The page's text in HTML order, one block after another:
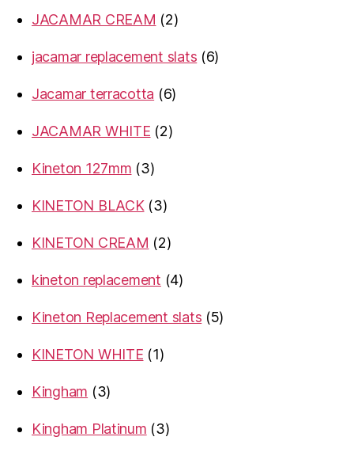
JACAMAR CREAM
22
jacamar replacement slats
66
Jacamar terracotta
66
JACAMAR WHITE
22
Kineton 127mm
33
KINETON BLACK 33
KINETON CREAM
22
kineton replacement
44
Kineton Replacement slats
55
KINETON WHITE
11
Kingham
33
Kingham Platinum
33